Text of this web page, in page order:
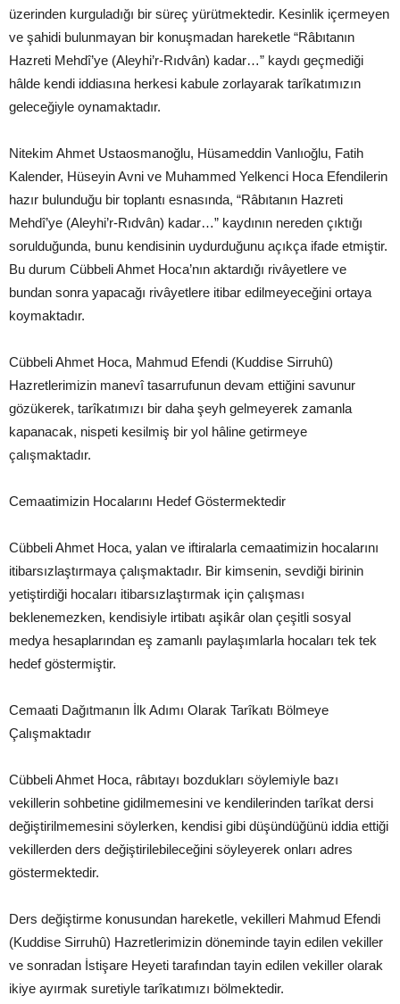
üzerinden kurguladığı bir süreç yürütmektedir. Kesinlik içermeyen
ve şahidi bulunmayan bir konuşmadan hareketle “Râbıtanın
Hazreti Mehdî’ye (Aleyhi’r-Rıdvân) kadar…” kaydı geçmediği
hâlde kendi iddiasına herkesi kabule zorlayarak tarîkatımızın
geleceğiyle oynamaktadır.
Nitekim Ahmet Ustaosmanoğlu, Hüsameddin Vanlıoğlu, Fatih
Kalender, Hüseyin Avni ve Muhammed Yelkenci Hoca Efendilerin
hazır bulunduğu bir toplantı esnasında, “Râbıtanın Hazreti
Mehdî’ye (Aleyhi’r-Rıdvân) kadar…” kaydının nereden çıktığı
sorulduğunda, bunu kendisinin uydurduğunu açıkça ifade etmiştir.
Bu durum Cübbeli Ahmet Hoca’nın aktardığı rivâyetlere ve
bundan sonra yapacağı rivâyetlere itibar edilmeyeceğini ortaya
koymaktadır.
Cübbeli Ahmet Hoca, Mahmud Efendi (Kuddise Sirruhû)
Hazretlerimizin manevî tasarrufunun devam ettiğini savunur
gözükerek, tarîkatımızı bir daha şeyh gelmeyerek zamanla
kapanacak, nispeti kesilmiş bir yol hâline getirmeye
çalışmaktadır.
Cemaatimizin Hocalarını Hedef Göstermektedir
Cübbeli Ahmet Hoca, yalan ve iftiralarla cemaatimizin hocalarını
itibarsızlaştırmaya çalışmaktadır. Bir kimsenin, sevdiği birinin
yetiştirdiği hocaları itibarsızlaştırmak için çalışması
beklenemezken, kendisiyle irtibatı aşikâr olan çeşitli sosyal
medya hesaplarından eş zamanlı paylaşımlarla hocaları tek tek
hedef göstermiştir.
Cemaati Dağıtmanın İlk Adımı Olarak Tarîkatı Bölmeye
Çalışmaktadır
Cübbeli Ahmet Hoca, râbıtayı bozdukları söylemiyle bazı
vekillerin sohbetine gidilmemesini ve kendilerinden tarîkat dersi
değiştirilmemesini söylerken, kendisi gibi düşündüğünü iddia ettiği
vekillerden ders değiştirilebileceğini söyleyerek onları adres
göstermektedir.
Ders değiştirme konusundan hareketle, vekilleri Mahmud Efendi
(Kuddise Sirruhû) Hazretlerimizin döneminde tayin edilen vekiller
ve sonradan İstişare Heyeti tarafından tayin edilen vekiller olarak
ikiye ayırmak suretiyle tarîkatımızı bölmektedir.